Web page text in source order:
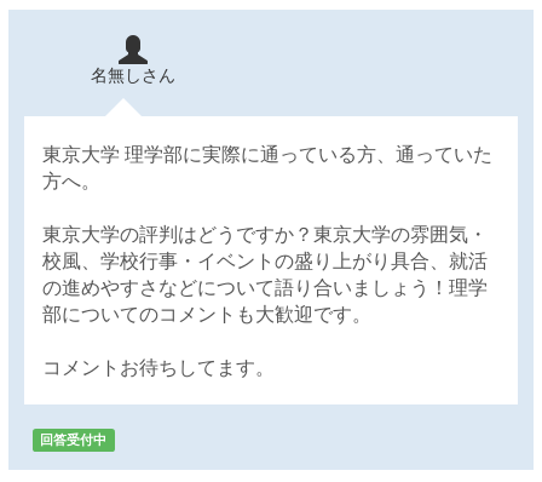
名無しさん
東京大学 理学部に実際に通っている方、通っていた
方へ。
東京大学の評判はどうですか？東京大学の雰囲気・
校風、学校行事・イベントの盛り上がり具合、就活
の進めやすさなどについて語り合いましょう！理学
部についてのコメントも大歓迎です。
コメントお待ちしてます。
回答受付中